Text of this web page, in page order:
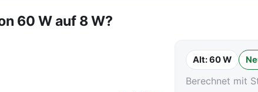
60 W auf 8 W?
Alt: 60 W
Berechnet mit